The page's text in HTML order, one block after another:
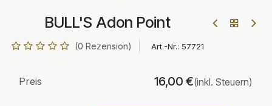
BULL'S Adon Point
(0 Rezension) Art.-Nr.: 57721
Preis 16,00 €(inkl. Steuern)